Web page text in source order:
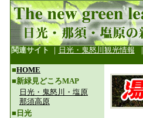
関連サイト ｜ 日光・鬼怒川観光情報 ｜
■HOME
■新緑見どころMAP
日光・鬼怒川・塩原
那須高原
■日光